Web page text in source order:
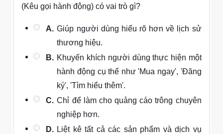
(Kêu gọi hành động) có vai trò gì?
A. Giúp người dùng hiểu rõ hơn về lịch sử
thương hiệu.
B. Khuyến khích người dùng thực hiện một
hành động cụ thể như 'Mua ngay', 'Đăng
ký', 'Tìm hiểu thêm'.
C. Chỉ để làm cho quảng cáo trông chuyên
nghiệp hơn.
D. Liệt kê tất cả các sản phẩm và dịch vụ